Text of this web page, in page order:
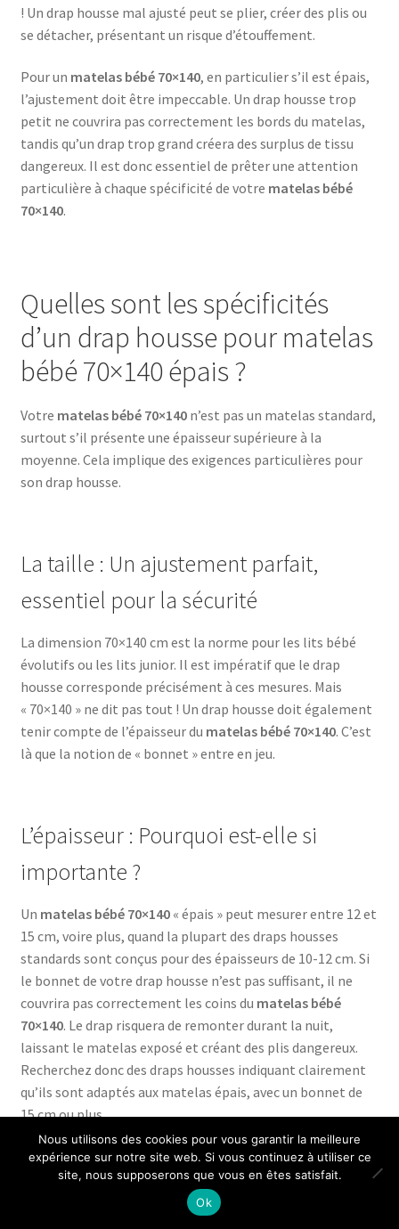
! Un drap housse mal ajusté peut se plier, créer des plis ou
se détacher, présentant un risque d’étouffement.
Pour un matelas bébé 70×140, en particulier s’il est épais,
l’ajustement doit être impeccable. Un drap housse trop
petit ne couvrira pas correctement les bords du matelas,
tandis qu’un drap trop grand créera des surplus de tissu
dangereux. Il est donc essentiel de prêter une attention
particulière à chaque spécificité de votre matelas bébé
70×140.
Quelles sont les spécificités
d’un drap housse pour matelas
bébé 70×140 épais ?
Votre matelas bébé 70×140n’est pas un matelas standard,
surtout s’il présente une épaisseur supérieure à la
moyenne. Cela implique des exigences particulières pour
son drap housse.
La taille : Un ajustement parfait,
essentiel pour la sécurité
La dimension 70×140 cm est la norme pour les lits bébé
évolutifs ou les lits junior. Il est impératif que le drap
housse corresponde précisément à ces mesures. Mais
« 70×140 » ne dit pas tout ! Un drap housse doit également
tenir compte de l’épaisseur du matelas bébé 70×140. C’est
là que la notion de « bonnet » entre en jeu.
L’épaisseur : Pourquoi est-elle si
importante ?
Un matelas bébé 70×140« épais » peut mesurer entre 12 et
15 cm, voire plus, quand la plupart des draps housses
standards sont conçus pour des épaisseurs de 10-12 cm. Si
le bonnet de votre drap housse n’est pas suffisant, il ne
couvrira pas correctement les coins du matelas bébé
70×140. Le drap risquera de remonter durant la nuit,
laissant le matelas exposé et créant des plis dangereux.
Recherchez donc des draps housses indiquant clairement
qu’ils sont adaptés aux matelas épais, avec un bonnet de
15 cm ou plus.
Quel matériau choisir pour le confort
Nous utilisons des cookies pour vous garantir la meilleure
expérience sur notre site web. Si vous continuez à utiliser ce
site, nous supposerons que vous en êtes satisfait.
Ok